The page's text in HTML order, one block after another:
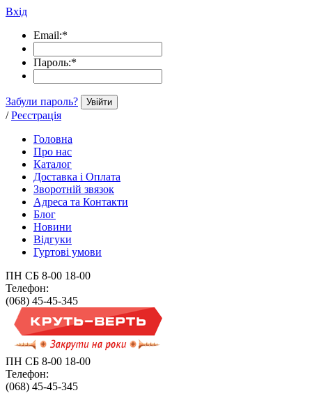
Вхід
Email:*
Пароль:*
Забули пароль? Увійти
/ Реєстрація
Головна
Про нас
Каталог
Доставка і Оплата
Зворотній звязок
Адреса та Контакти
Блог
Новини
Відгуки
Гуртові умови
ПН СБ 8-00 18-00
Телефон:
(068) 45-45-345
ПН СБ 8-00 18-00
Телефон:
(068) 45-45-345